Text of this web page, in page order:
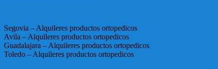
Segovia – Alquileres productos ortopedicos
Avila – Alquileres productos ortopedicos
Guadalajara – Alquileres productos ortopedicos
Toledo – Alquileres productos ortopedicos